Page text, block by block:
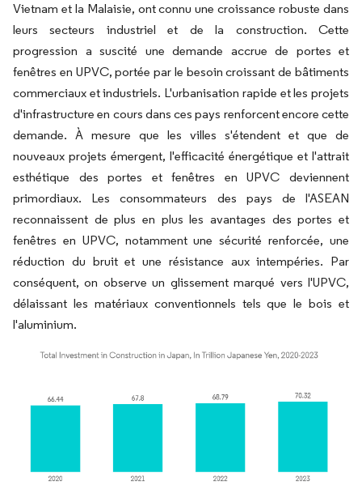
Vietnam et la Malaisie, ont connu une croissance robuste dans
leurs secteurs industriel et de la construction. Cette
progression a suscité une demande accrue de portes et
fenêtres en UPVC, portée par le besoin croissant de bâtiments
commerciaux et industriels. L'urbanisation rapide et les projets
d'infrastructure en cours dans ces pays renforcent encore cette
demande. À mesure que les villes s'étendent et que de
nouveaux projets émergent, l'efficacité énergétique et l'attrait
esthétique des portes et fenêtres en UPVC deviennent
primordiaux. Les consommateurs des pays de l'ASEAN
reconnaissent de plus en plus les avantages des portes et
fenêtres en UPVC, notamment une sécurité renforcée, une
réduction du bruit et une résistance aux intempéries. Par
conséquent, on observe un glissement marqué vers l'UPVC,
délaissant les matériaux conventionnels tels que le bois et
l'aluminium.